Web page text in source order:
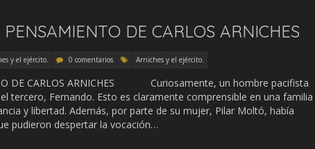
DE CARLOS ARNICHES
y el ejército. 0 comentarios Arniches y el ejército.
DE CARLOS ARNICHES Curiosamente, un hombre pacifista
tercero, Fernando. Esto es claramente comprensible en una familia
y libertad. Además, por parte de su mujer, Pilar Moltó, había
pudieron despertar la vocación…